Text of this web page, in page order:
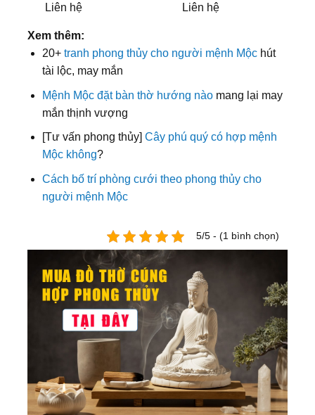
Liên hệ
Liên hệ
Xem thêm:
20+ tranh phong thủy cho người mệnh Mộchút
tài lộc, may mắn
Mệnh Mộc đặt bàn thờ hướng nàomang lại may
mắn thịnh vượng
[Tư vấn phong thủy] Cây phú quý có hợp mệnh
Mộc không?
Cách bố trí phòng cưới theo phong thủy cho
người mệnh Mộc
5/5 - (1 bình chọn)